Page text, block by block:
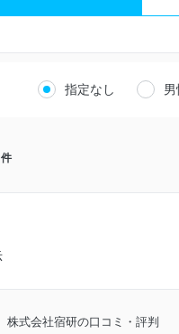
指定なし 男
件
株式会社宿研の口コミ・評判